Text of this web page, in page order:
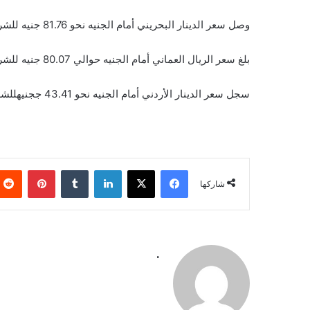
وصل سعر الدينار البحريني أمام الجنيه نحو 81.76 جنيه للشراء و 82.12 جنيه للبيع
بلغ سعر الريال العماني أمام الجنيه حوالي 80.07 جنيه للشراء و 80.41 جنيه للبيع
سجل سعر الدينار الأردني أمام الجنيه نحو 43.41 ججنيهللشراء و 43.67 جنيه للبيع
شاركها
فيسبوك ‫X لينكدإن
.